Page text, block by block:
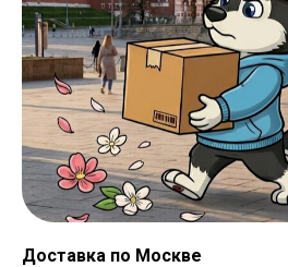
Доставка по Москве